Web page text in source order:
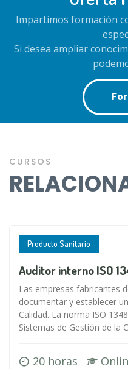
Impartimos formación
Si desea ampliar
CURSOS
Producto Sanitario
Auditor interno ISO
Las empresas fabricantes
documentar y establecer
Calidad. La norma ISO
Sistemas de Gestión de la
20 horas